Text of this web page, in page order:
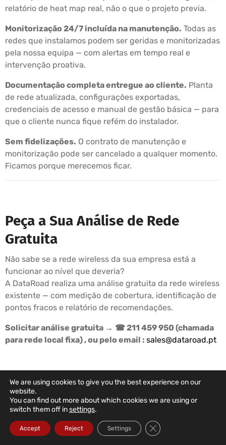
relatório de heat map real, não o que o projeto previa.
Monitorização 24/7 incluída na manutenção. Todas as
redes que instalamos podem ser geridas e monitorizadas
pela nossa equipa — com alertas em tempo real e
intervenção proativa.
Documentação completa entregue ao cliente. Planta
de rede atualizada, configurações exportadas,
credenciais de acesso e manual de gestão básica — para
que o cliente nunca fique refém do instalador.
Sem fidelizações. O contrato de manutenção e
monitorização pode ser cancelado a qualquer momento.
Ficamos porque merecemos ficar.
Peça a Sua Análise de Rede
Gratuita
Não sabe se a rede wireless da sua empresa está a
funcionar ao nível que deveria?
A DataRoad realiza uma análise gratuita da rede wireless
existente — com medição de cobertura, identificação de
pontos fracos e relatório de recomendações.
Solicitar análise gratuita → ☎ 211 459 950 (chamada
para rede local fixa) , ou pelo email : sales@dataroad.pt
PLANOS DE SUPORTE DATAROAD
A Informática Da Sua Empresa
Nas Mãos Certas
We are using cookies to give you the best experience on our
website.
You can find out more about which cookies we are using or
switch them off insettings.
Accept Reject Settings Close GDPR Cookie